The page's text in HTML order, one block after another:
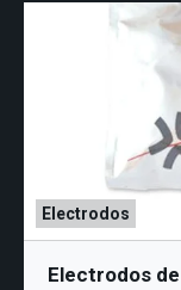
Electrodos
Electrodos